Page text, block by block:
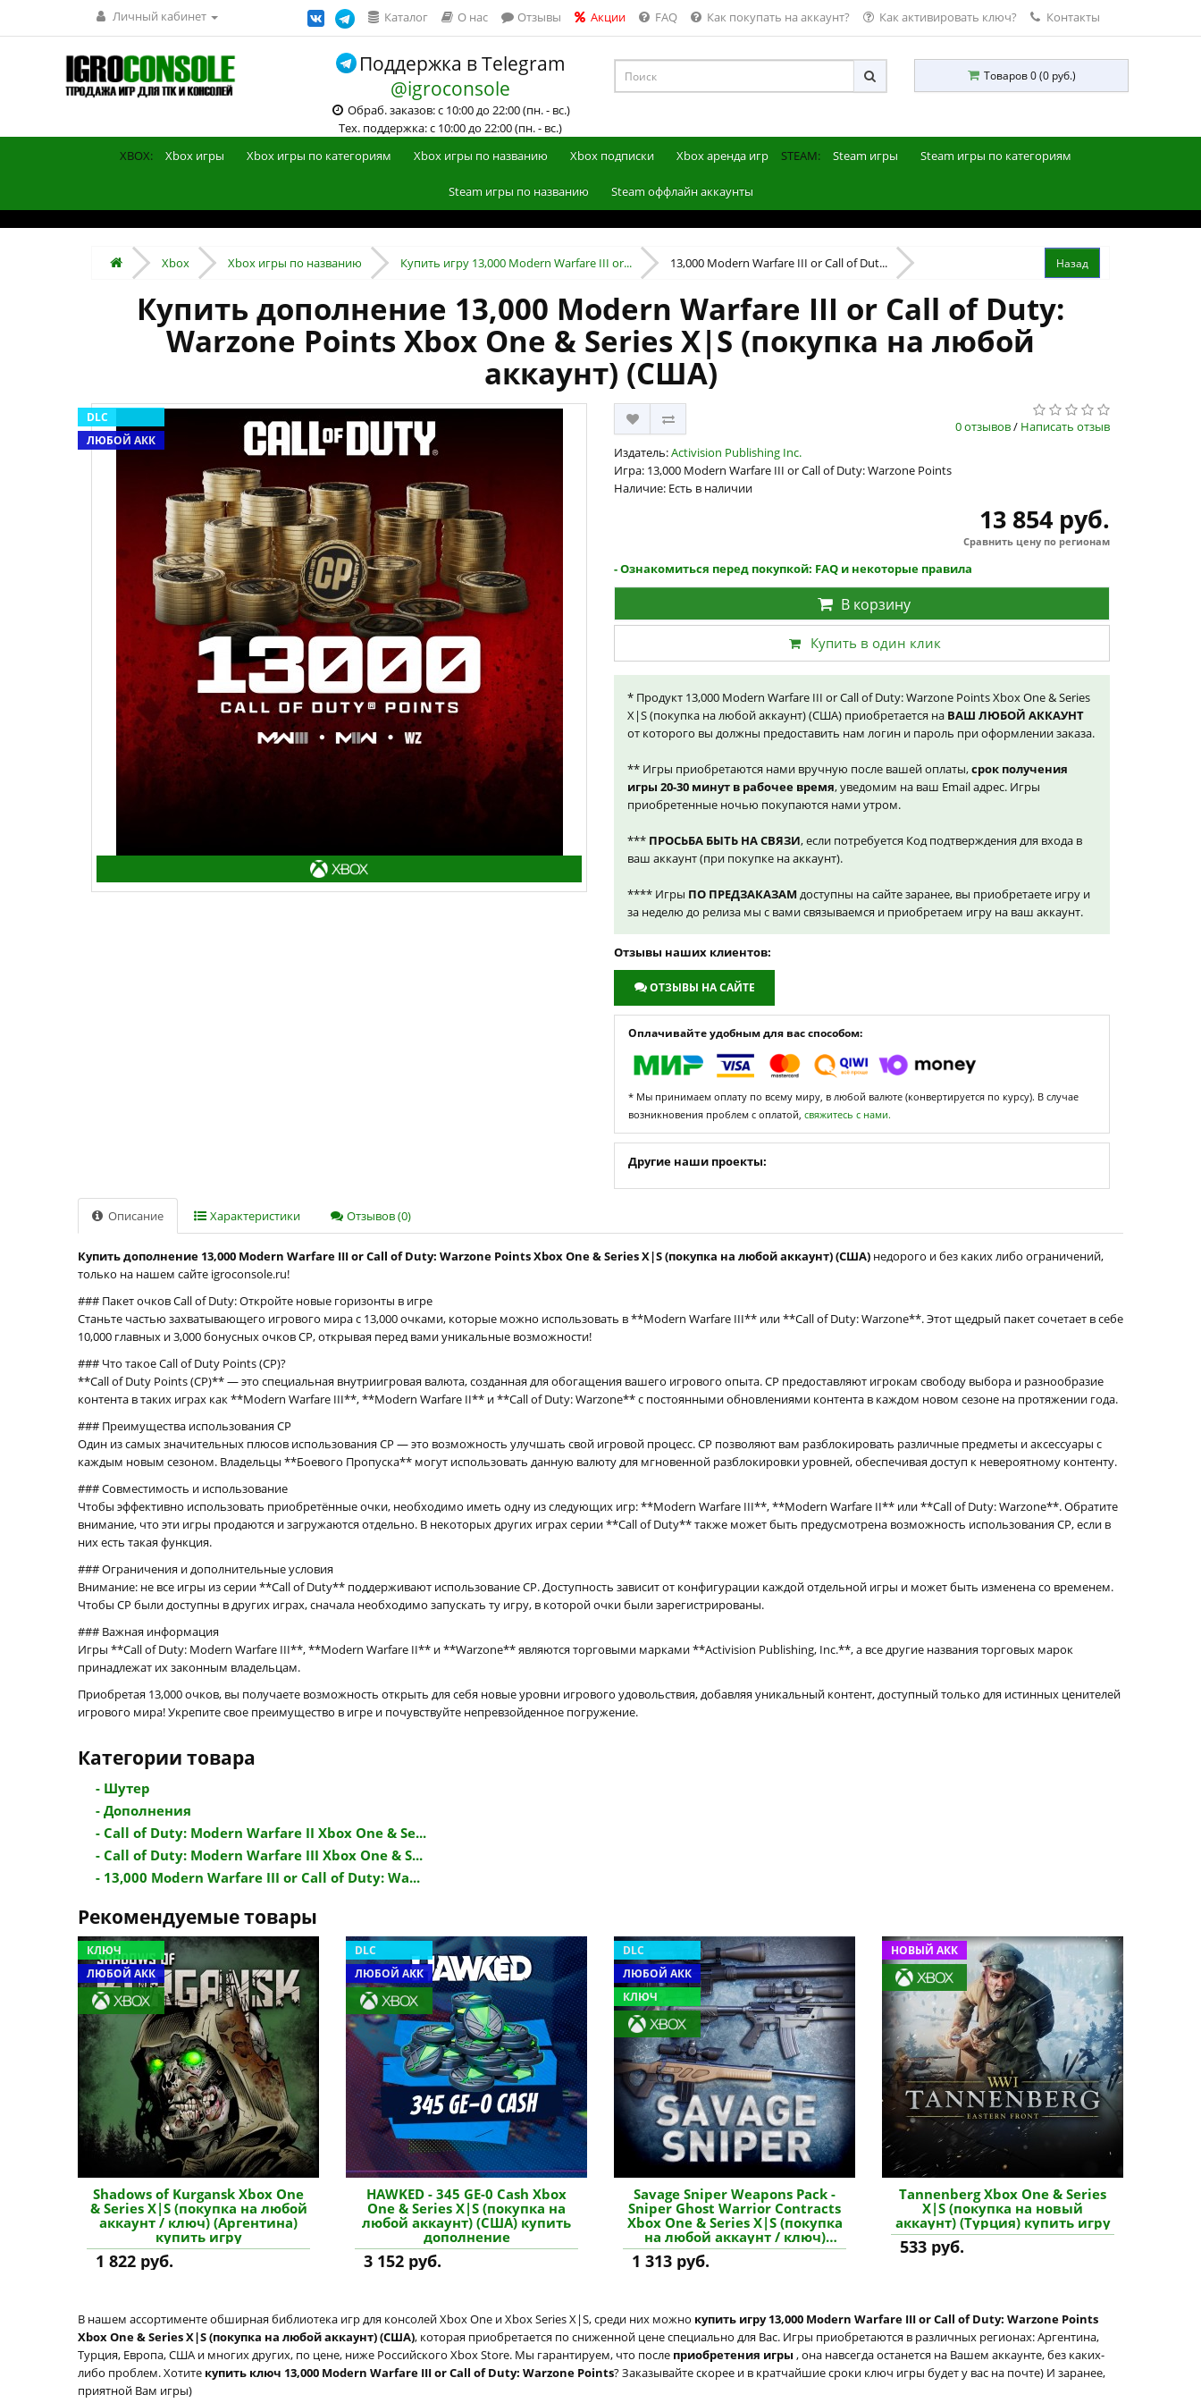
Личный кабинет Каталог О нас Отзывы Акции FAQ Как покупать на аккаунт? Как активировать ключ? Контакты
Поддержка в Telegram
@igroconsole
Обраб. заказов: с 10:00 до 22:00 (пн. - вс.)
Тех. поддержка: с 10:00 до 22:00 (пн. - вс.)
Товаров 0 (0 руб.)
XBOX: Xbox игры Xbox игры по категориям Xbox игры по названию Xbox подписки Xbox аренда игр STEAM: Steam игры Steam игры по категориям
Steam игры по названию Steam оффлайн аккаунты
Xbox Xbox игры по названию Купить игру 13,000 Modern Warfare III or... 13,000 Modern Warfare III or Call of Dut...
Купить дополнение 13,000 Modern Warfare III or Call of Duty:
Warzone Points Xbox One & Series X|S (покупка на любой
аккаунт) (США)
DLC
ЛЮБОЙ АКК
0 отзывов/ Написать отзыв
Издатель:Activision Publishing Inc.
Игра: 13,000 Modern Warfare III or Call of Duty: Warzone Points
Наличие: Есть в наличии
13 854 руб.
Сравнить цену по регионам
- Ознакомиться перед покупкой: FAQ и некоторые правила
В корзину
Купить в один клик
* Продукт 13,000 Modern Warfare III or Call of Duty: Warzone Points Xbox One & Series
X|S (покупка на любой аккаунт) (США) приобретается на ВАШ ЛЮБОЙ АККАУНТ
от которого вы должны предоставить нам логин и пароль при оформлении заказа.
** Игры приобретаются нами вручную после вашей оплаты,срок получения
игры 20-30 минут в рабочее время, уведомим на ваш Email адрес. Игры
приобретенные ночью покупаются нами утром.
*** ПРОСЬБА БЫТЬ НА СВЯЗИ, если потребуется Код подтверждения для входа в
ваш аккаунт (при покупке на аккаунт).
**** Игры ПО ПРЕДЗАКАЗАМ доступны на сайте заранее, вы приобретаете игру и
за неделю до релиза мы с вами связываемся и приобретаем игру на ваш аккаунт.
Отзывы наших клиентов:
ОТЗЫВЫ НА САЙТЕ
Оплачивайте удобным для вас способом:
* Мы принимаем оплату по всему миру, в любой валюте (конвертируется по курсу). В случае
возникновения проблем с оплатой, свяжитесь с нами.
Другие наши проекты:
Описание Характеристики Отзывов (0)
Купить дополнение 13,000 Modern Warfare III or Call of Duty: Warzone Points Xbox One & Series X|S (покупка на любой аккаунт) (США) недорого и без каких либо ограничений,
только на нашем сайте igroconsole.ru!
### Пакет очков Call of Duty: Откройте новые горизонты в игре
Станьте частью захватывающего игрового мира с 13,000 очками, которые можно использовать в **Modern Warfare III** или **Call of Duty: Warzone**. Этот щедрый пакет сочетает в себе
10,000 главных и 3,000 бонусных очков CP, открывая перед вами уникальные возможности!
### Что такое Call of Duty Points (CP)?
**Call of Duty Points (CP)** — это специальная внутриигровая валюта, созданная для обогащения вашего игрового опыта. CP предоставляют игрокам свободу выбора и разнообразие
контента в таких играх как **Modern Warfare III**, **Modern Warfare II** и **Call of Duty: Warzone** с постоянными обновлениями контента в каждом новом сезоне на протяжении года.
### Преимущества использования CP
Один из самых значительных плюсов использования CP — это возможность улучшать свой игровой процесс. CP позволяют вам разблокировать различные предметы и аксессуары с
каждым новым сезоном. Владельцы **Боевого Пропуска** могут использовать данную валюту для мгновенной разблокировки уровней, обеспечивая доступ к невероятному контенту.
### Совместимость и использование
Чтобы эффективно использовать приобретённые очки, необходимо иметь одну из следующих игр: **Modern Warfare III**, **Modern Warfare II** или **Call of Duty: Warzone**. Обратите
внимание, что эти игры продаются и загружаются отдельно. В некоторых других играх серии **Call of Duty** также может быть предусмотрена возможность использования CP, если в
них есть такая функция.
### Ограничения и дополнительные условия
Внимание: не все игры из серии **Call of Duty** поддерживают использование CP. Доступность зависит от конфигурации каждой отдельной игры и может быть изменена со временем.
Чтобы CP были доступны в других играх, сначала необходимо запускать ту игру, в которой очки были зарегистрированы.
### Важная информация
Игры **Call of Duty: Modern Warfare III**, **Modern Warfare II** и **Warzone** являются торговыми марками **Activision Publishing, Inc.**, а все другие названия торговых марок
принадлежат их законным владельцам.
Приобретая 13,000 очков, вы получаете возможность открыть для себя новые уровни игрового удовольствия, добавляя уникальный контент, доступный только для истинных ценителей
игрового мира! Укрепите свое преимущество в игре и почувствуйте непревзойденное погружение.
Категории товара
- Шутер
- Дополнения
- Call of Duty: Modern Warfare II Xbox One & Se...
- Call of Duty: Modern Warfare III Xbox One & S...
- 13,000 Modern Warfare III or Call of Duty: Wa...
Рекомендуемые товары
КЛЮЧ
ЛЮБОЙ АКК
Shadows of Kurgansk Xbox One
& Series X|S (покупка на любой
аккаунт / ключ) (Аргентина)
купить игру
1 822 руб.
DLC
ЛЮБОЙ АКК
HAWKED - 345 GE-0 Cash Xbox
One & Series X|S (покупка на
любой аккаунт) (США) купить
дополнение
3 152 руб.
DLC
ЛЮБОЙ АКК
КЛЮЧ
Savage Sniper Weapons Pack -
Sniper Ghost Warrior Contracts
Xbox One & Series X|S (покупка
на любой аккаунт / ключ)
(США) купить дополнение
1 313 руб.
НОВЫЙ АКК
Tannenberg Xbox One & Series
X|S (покупка на новый
аккаунт) (Турция) купить игру
533 руб.
В нашем ассортименте обширная библиотека игр для консолей Xbox One и Xbox Series X|S, среди них можно купить игру 13,000 Modern Warfare III or Call of Duty: Warzone Points
Xbox One & Series X|S (покупка на любой аккаунт) (США), которая приобретается по сниженной цене специально для Вас. Игры приобретаются в различных регионах: Аргентина,
Турция, Европа, США и многих других, по цене, ниже Российского Xbox Store. Мы гарантируем, что после приобретения игры , она навсегда останется на Вашем аккаунте, без каких-
либо проблем. Хотите купить ключ 13,000 Modern Warfare III or Call of Duty: Warzone Points? Заказывайте скорее и в кратчайшие сроки ключ игры будет у вас на почте) И заранее,
приятной Вам игры)